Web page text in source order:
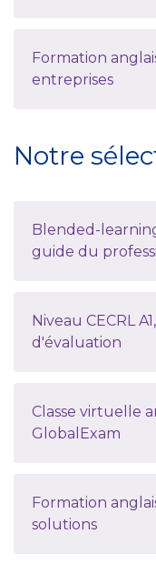
Formation
entreprises
Notre
Blended-
guide du
Niveau CECRL
d'évaluation
Classe virtuelle
GlobalExam
Formation
solutions